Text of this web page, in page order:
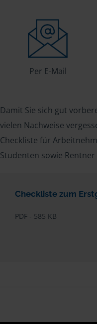
Per E-Mail
Damit Sie sich gut
vielen Nachweise
Checkliste für
Studenten sowie
Checkliste zum
PDF - 585 KB